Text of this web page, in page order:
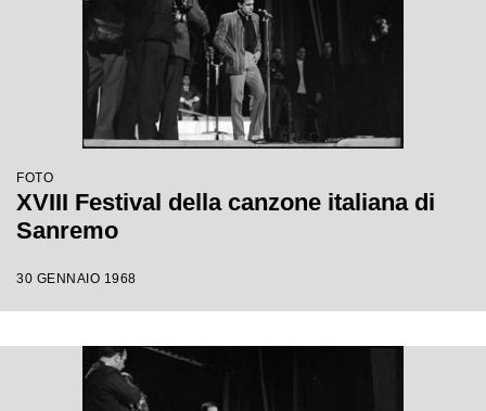
FOTO
XVIII Festival della canzone italiana di
Sanremo
30 GENNAIO 1968